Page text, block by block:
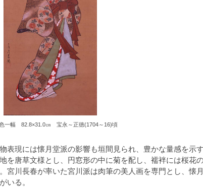
一幅 82.8×31.0㎝ 宝永～正徳(1704～16)頃
現には懐月堂派の影響も垣間見られ、豊かな量感を示
を唐草文様とし、円窓形の中に菊を配し、襦袢には桜花
宮川長春が率いた宮川派は肉筆の美人画を専門とし、懐
いる。